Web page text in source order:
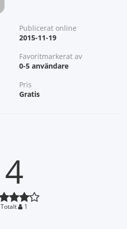
Publicerat online
2015-11-19
Favoritmarkerat av
0-5 användare
Pris
Gratis
4
Totalt 1